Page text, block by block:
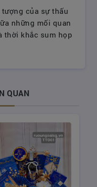
tượng của sự thấu
những mối quan
thời khắc sum họp
chân thành.
QUAN